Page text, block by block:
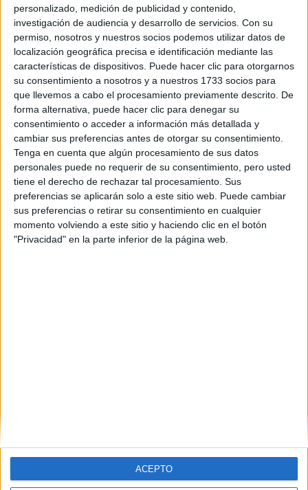
personalizado, medición de publicidad y contenido,
investigación de audiencia y desarrollo de servicios. Con su
permiso, nosotros y nuestros socios podemos utilizar datos de
localización geográfica precisa e identificación mediante las
características de dispositivos. Puede hacer clic para otorgarnos
su consentimiento a nosotros y a nuestros 1733 socios para
que llevemos a cabo el procesamiento previamente descrito. De
forma alternativa, puede hacer clic para denegar su
consentimiento o acceder a información más detallada y
cambiar sus preferencias antes de otorgar su consentimiento.
Tenga en cuenta que algún procesamiento de sus datos
personales puede no requerir de su consentimiento, pero usted
tiene el derecho de rechazar tal procesamiento. Sus
preferencias se aplicarán solo a este sitio web. Puede cambiar
sus preferencias o retirar su consentimiento en cualquier
momento volviendo a este sitio y haciendo clic en el botón
"Privacidad" en la parte inferior de la página web.
ACEPTO
Gracias de antemano.
SuP^^
"Si en esta vida no luchas por lo que quieres, no merece la
pena vivir"
Inicio
Etiquetas: La pregunta del millón